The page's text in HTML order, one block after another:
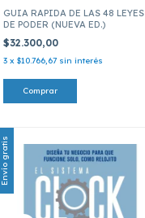
GUIA RAPIDA DE LAS 48 LEYES
DE PODER (NUEVA ED.)
$32.300,00
3 x $10.766,67 sin interés
Envío gratis